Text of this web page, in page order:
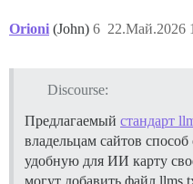
Orioni (John) 22.Май.2026
6
Discourse:
Предлагаемый стандарт
владельцам сайтов
удобную для ИИ карту